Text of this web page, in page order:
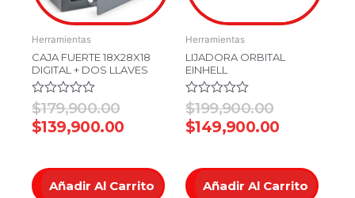
Herramientas
CAJA FUERTE 18X28X18
DIGITAL + DOS LLAVES
Valorado
en
0
$179,900.00
$139,900.00
Añadir Al Carrito
Herramientas
LIJADORA ORBITAL
EINHELL
Valorado
en
0
$199,900.00
$149,900.00
Añadir Al Carrito